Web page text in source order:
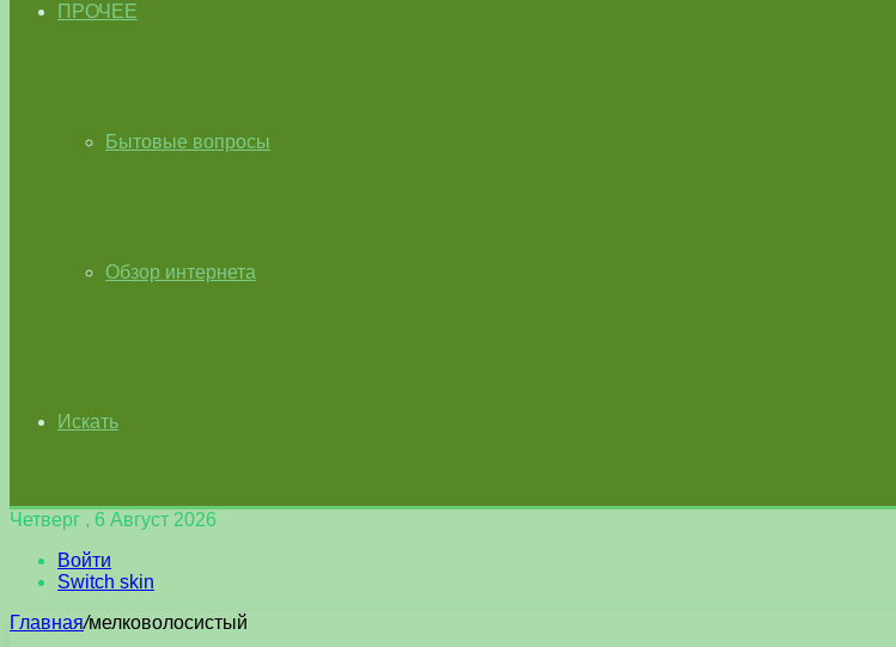
ПРОЧЕЕ
Бытовые вопросы
Обзор интернета
Искать
Четверг , 6 Август 2026
Войти
Switch skin
Главная/мелковолосистый